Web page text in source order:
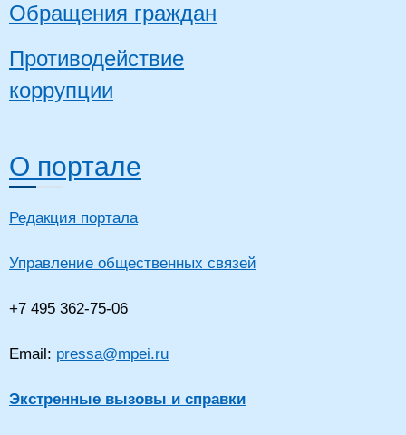
Обращения граждан
Противодействие
коррупции
О портале
Редакция портала
Управление общественных связей
+7 495 362-75-06
Email: pressa@mpei.ru
Экстренные вызовы и справки